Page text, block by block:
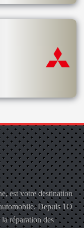
est votre destination
Depuis 1O
la réparation des